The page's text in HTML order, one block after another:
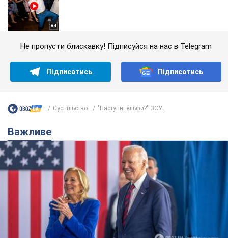
Не пропусти блискавку! Підписуйся на нас в Telegram
Підписатись Підписатись
Суспільство "Наступні ельфи?" ЗСУ...
Важливе